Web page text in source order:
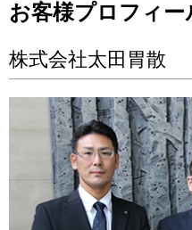
お客様プロフィー
株式会社太田胃散